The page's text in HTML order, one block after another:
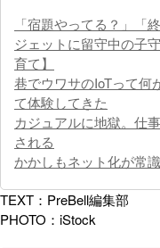
「宿題やってる？」「
ジェットに留守中の子
育て】
巷でウワサのIoTって何
て体験してきた
カジュアルに地獄。仕
される
かかしもネット化が常
TEXT：PreBell編集部
PHOTO：iStock